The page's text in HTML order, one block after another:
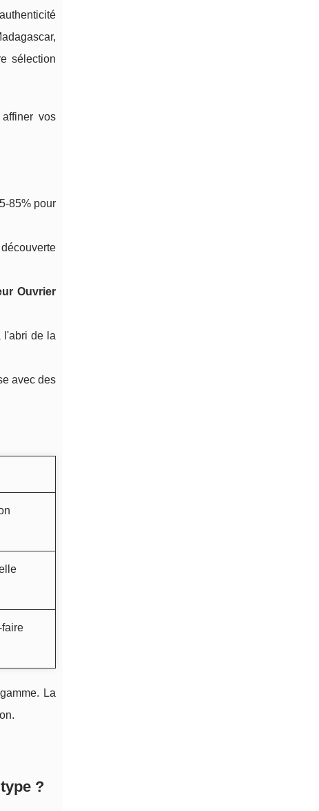
sélection
vos
85% pour
Ouvrier
l'abri de la
avec des
faire
La
?